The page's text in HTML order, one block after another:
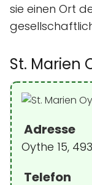
sie einen Ort
St. Marien
Adresse
Oythe 15,
Telefon